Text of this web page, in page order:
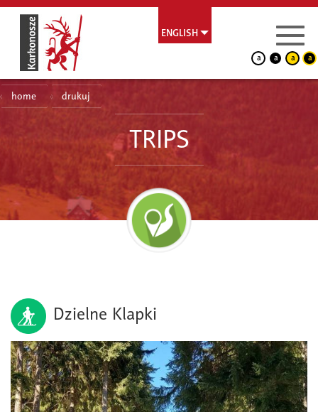
ENGLISH
a a a a
home drukuj
TRIPS
Dzielne Klapki